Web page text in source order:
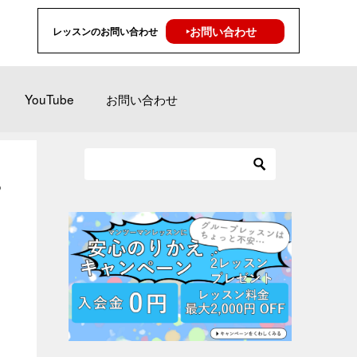
レッスンのお問い合わせ ‣お問い合わせ
YouTube お問い合わせ